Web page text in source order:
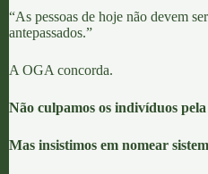
“As pessoas de hoje não devem
antepassados.”
A OGA concorda.
Não culpamos os indivíduos
Mas insistimos em nomear